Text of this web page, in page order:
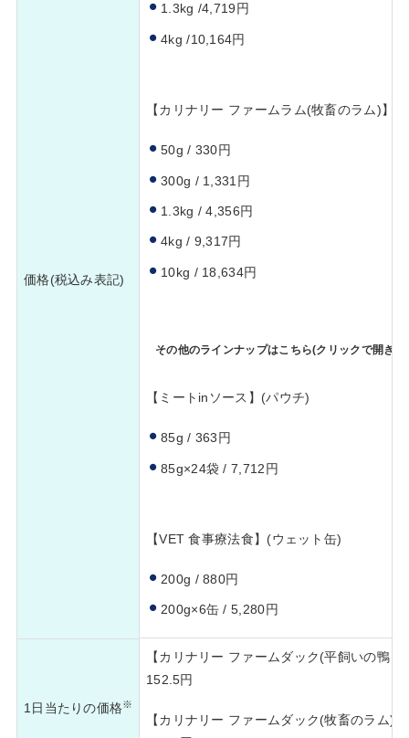
価格(税込み表記)
1.3kg /4,719円
4kg /10,164円
【カリナリー ファームラム(牧畜のラム)】
50g / 330円
300g / 1,331円
1.3kg / 4,356円
4kg / 9,317円
10kg / 18,634円
その他のラインナップはこちら(クリックで開きま
【ミートinソース】(パウチ)
85g / 363円
85g×24袋 / 7,712円
【VET 食事療法食】(ウェット缶)
200g / 880円
200g×6缶 / 5,280円
1日当たりの価格※
【カリナリー ファームダック(平飼いの鴨 /
152.5円
【カリナリー ファームダック(牧畜のラム)】